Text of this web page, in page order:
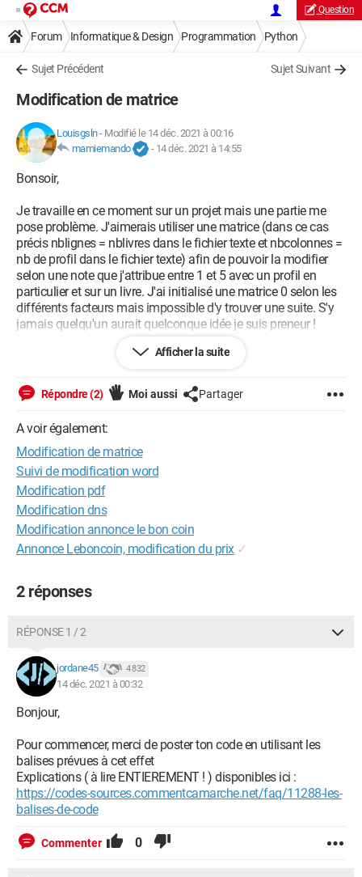
Question
Forum Informatique & Design Programmation Python
Sujet Précédent Sujet Suivant
Modification de matrice
Louisgsln- Modifié le 14 déc. 2021 à 00:16
mamiemando
- 14 déc. 2021 à 14:55
Bonsoir,
Je travaille en ce moment sur un projet mais une partie me
pose problème. J'aimerais utiliser une matrice (dans ce cas
précis nblignes = nblivres dans le fichier texte et nbcolonnes =
nb de profil dans le fichier texte) afin de pouvoir la modifier
selon une note que j'attribue entre 1 et 5 avec un profil en
particulier et sur un livre. J'ai initialisé une matrice 0 selon les
différents facteurs mais impossible d'y trouver une suite. S'y
jamais quelqu'un aurait quelconque idée je suis preneur !
Afficher la suite
Répondre (2) Moi aussi Partager
A voir également:
Modification de matrice
Suivi de modification word
Modification pdf
Modification dns
Modification annonce le bon coin
Annonce Leboncoin, modification du prix ✓
2 réponses
RÉPONSE 1 / 2
jordane45 4 832
14 déc. 2021 à 00:32
Bonjour,
Pour commencer, merci de poster ton code en utilisant les
balises prévues à cet effet
Explications ( à lire ENTIEREMENT ! ) disponibles ici :
https://codes-sources.commentcamarche.net/faq/11288-les-
balises-de-code
Commenter 0